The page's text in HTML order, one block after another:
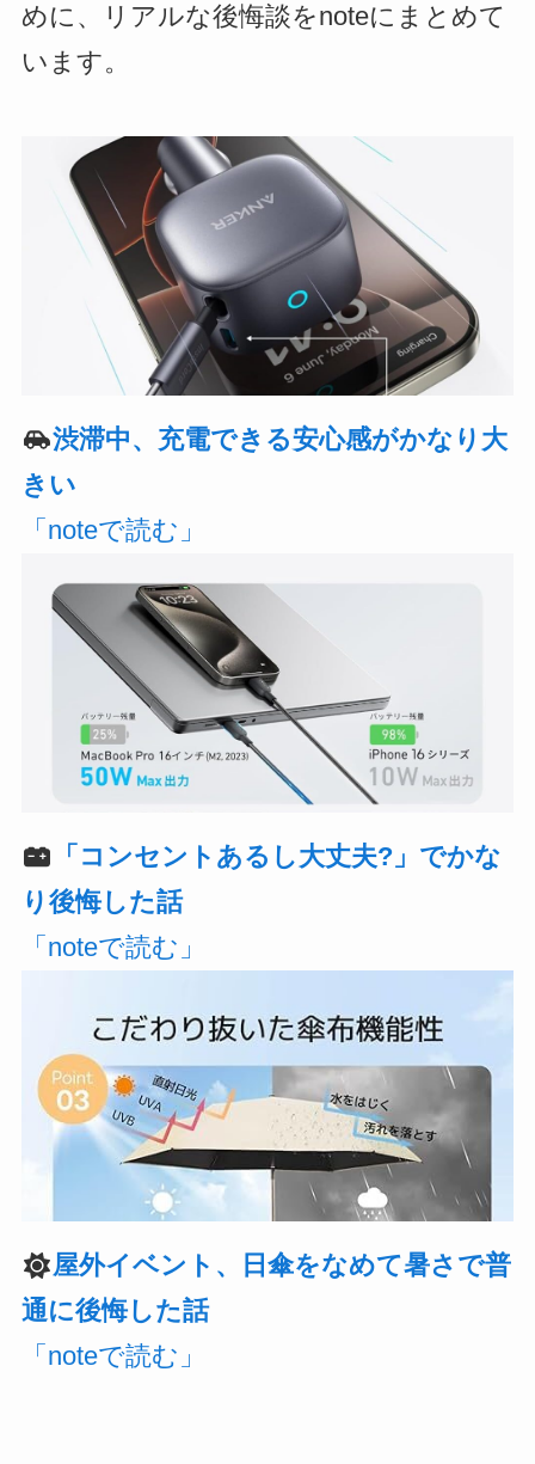
めに、リアルな後悔談をnoteにまとめて
います。
渋滞中、充電できる安心感がかなり大
きい
「noteで読む」
「コンセントあるし大丈夫?」でかな
り後悔した話
「noteで読む」
屋外イベント、日傘をなめて暑さで普
通に後悔した話
「noteで読む」